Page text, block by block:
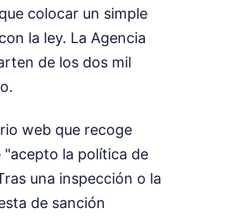
colocar un simple
la ley. La Agencia
de los dos mil
web que recoge
la política de
una inspección o la
de sanción